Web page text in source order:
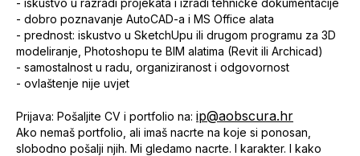
- iskustvo u razradi projekata i izradi tehničke dokumentacije
- dobro poznavanje AutoCAD-a i MS Office alata
- prednost: iskustvo u SketchUpu ili drugom programu za 3D
modeliranje, Photoshopu te BIM alatima (Revit ili Archicad)
- samostalnost u radu, organiziranost i odgovornost
- ovlaštenje nije uvjet
Prijava: Pošaljite CV i portfolio na: ip@aobscura.hr
Ako nemaš portfolio, ali imaš nacrte na koje si ponosan,
slobodno pošalji njih. Mi gledamo nacrte. I karakter. I kako